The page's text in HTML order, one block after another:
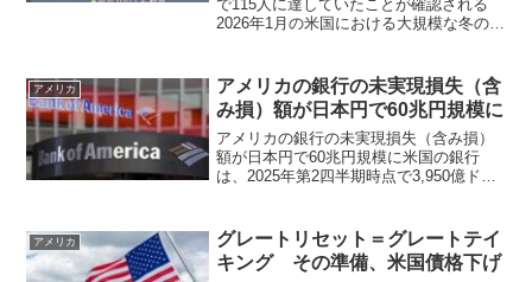
で115人に達していたことが確認される
2026年1月の米国における大規模な冬の嵐
嵐が米国の東部3分の2を襲い、20州以...
アメリカ
アメリカの銀行の未実現損失（含
み損）額が日本円で60兆円規模に
アメリカの銀行の未実現損失（含み損）
額が日本円で60兆円規模に米国の銀行
は、2025年第2四半期時点で3,950億ドル
構）のデータによると、2025年第2四半期
時...
アメリカ
グレートリセット＝グレートテイ
キング その準備、米国債格下げ